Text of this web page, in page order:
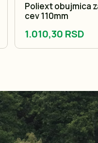
Poliext obujmica
cev 110mm
1.010,30 RSD